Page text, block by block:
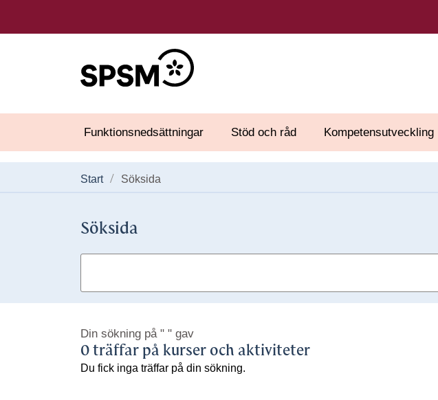
Funktionsnedsättningar Stöd och råd Kompetensutveckling
Start Söksida
Söksida
Din sökning på " " gav
0 träffar på kurser och aktiviteter
Du fick inga träffar på din sökning.